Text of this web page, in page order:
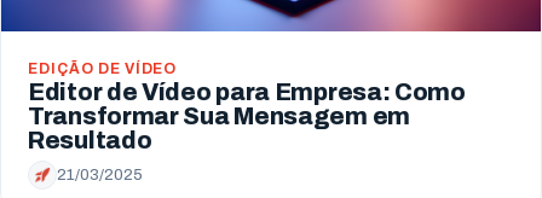
EDIÇÃO DE VÍDEO
Editor de Vídeo para Empresa: Como
Transformar Sua Mensagem em
Resultado
21/03/2025